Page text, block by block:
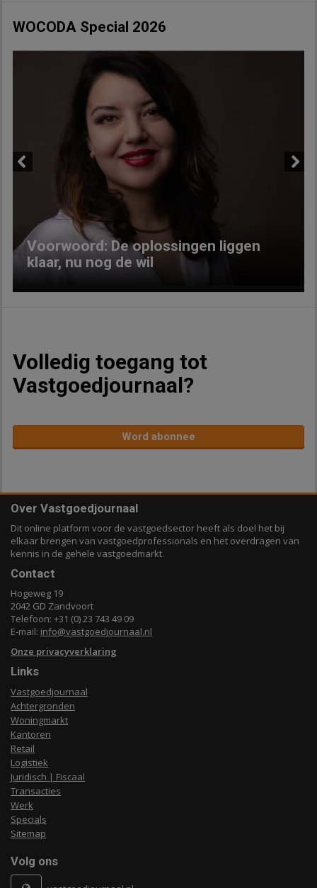
WOCODA Special 2026
Voorwoord: De oplossingen liggen
klaar, nu nog de wil
Volledig toegang tot
Vastgoedjournaal?
Word abonnee
Over Vastgoedjournaal
Dit online platform voor de vastgoedsector heeft als doel het bij
elkaar brengen van vastgoedprofessionals en het overdragen van
kennis in de gehele vastgoedmarkt.
Contact
Hogeweg 19
2042 GD Zandvoort
Telefoon: +31 (0) 23 743 49 09
E-mail: info@vastgoedjournaal.nl
Onze privacyverklaring
Links
Vastgoedjournaal
Achtergronden
Woningmarkt
Kantoren
Retail
Logistiek
Juridisch | Fiscaal
Transacties
Werk
Specials
Sitemap
Volg ons